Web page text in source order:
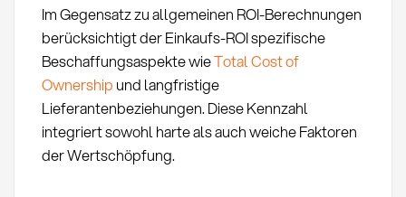
Im Gegensatz zu allgemeinen ROI-Berechnungen
berücksichtigt der Einkaufs-ROI spezifische
Beschaffungsaspekte wieTotal Cost of
Ownership und langfristige
Lieferantenbeziehungen. Diese Kennzahl
integriert sowohl harte als auch weiche Faktoren
der Wertschöpfung.